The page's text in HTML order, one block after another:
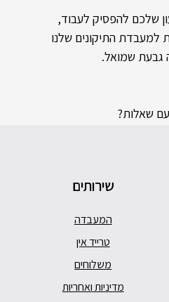
שלכם להפסיק לעבוד,
למעבדת התיקונים שלנו
שאלות?
שירותים
המעבדה
טרייד אין
משלוחים
מדיניות ואחריות